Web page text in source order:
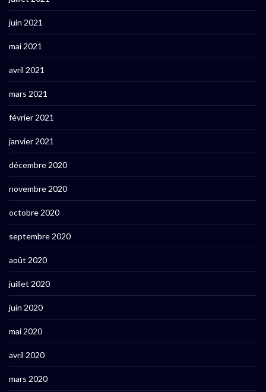
juin 2021
mai 2021
avril 2021
mars 2021
février 2021
janvier 2021
décembre 2020
novembre 2020
octobre 2020
septembre 2020
août 2020
juillet 2020
juin 2020
mai 2020
avril 2020
mars 2020